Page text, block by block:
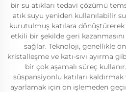
bir su atıkları tedavi çözümü
atık suyu yeniden kullanılabilir
kurutulmuş katılara dönüştürerek
etkili bir şekilde geri
sağlar. Teknoloji, genellikle
kristalleşme ve katı-sıvı ayırma
bir çok aşamalı süreç
süspansiyonlu katıları
ayarlamak için ön işlemeden